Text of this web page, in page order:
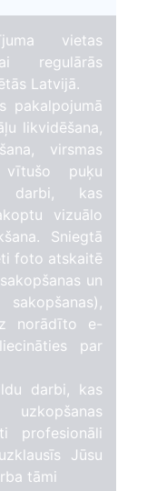
vietas
regulārās
Latvijā.
pakalpojumā
likvidēšana,
virsmas
vītušo puķu
darbi, kas
vizuālo
Sniegtā
foto atskaitē
un
norādīto e-
par
darbi, kas
profesionāli
Jūsu
tāmi